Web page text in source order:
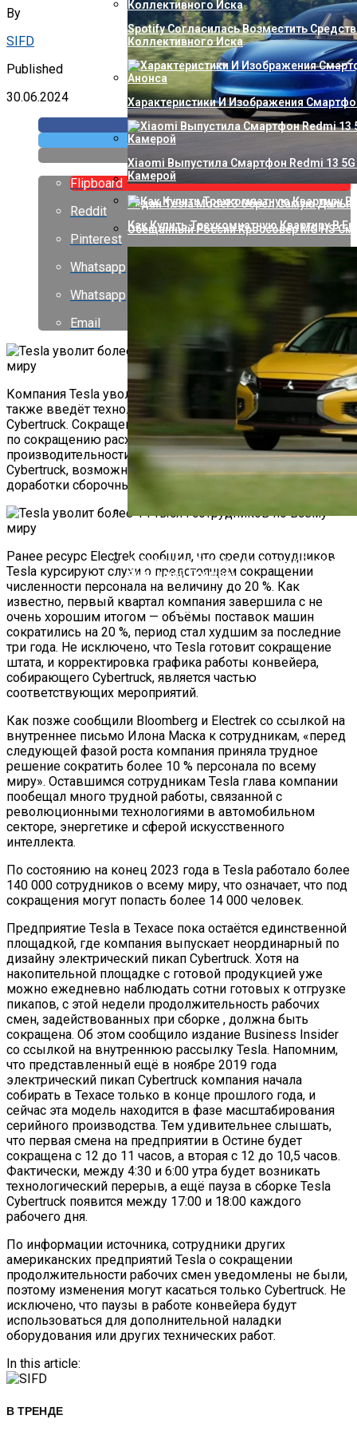
Седан Tesla Model 3 Обрел Самую
Обещанный России Кроссовер MG HS
Автопробег Среднетоннажных
Финишной Прямой!
Spotify Согласилась Возместить
Коллективного Иска
Характеристики И Изображения
Xiaomi Выпустила Смартфон Redmi 13
Камерой
Как Купить Трехкомнатную Квартиру В
By
SIFD
Published
30.06.2024
Flipboard
Reddit
Pinterest
Whatsapp
Whatsapp
Email
Компания Tesla уволит около 14 тыс. сотрудников, а
также введёт технологические паузы на производстве
Cybertruck. Сокращения происходят на фоне усилий Tesla
по сокращению расходов и повышению
производительности. А изменения в производстве
Cybertruck, возможно, обусловлены необходимостью
доработки сборочных линий.
Ранее ресурс Electrek сообщил, что среди сотрудников
Tesla курсируют слухи о предстоящем сокращении
численности персонала на величину до 20 %. Как
известно, первый квартал компания завершила с не
очень хорошим итогом — объёмы поставок машин
сократились на 20 %, период стал худшим за последние
три года. Не исключено, что Tesla готовит сокращение
штата, и корректировка графика работы конвейера,
собирающего Cybertruck, является частью
соответствующих мероприятий.
Как позже сообщили Bloomberg и Electrek со ссылкой на
внутреннее письмо Илона Маска к сотрудникам, «перед
следующей фазой роста компания приняла трудное
решение сократить более 10 % персонала по всему
миру». Оставшимся сотрудникам Tesla глава компании
пообещал много трудной работы, связанной с
революционными технологиями в автомобильном
секторе, энергетике и сферой искусственного
интеллекта.
По состоянию на конец 2023 года в Tesla работало более
140 000 сотрудников о всему миру, что означает, что под
сокращения могут попасть более 14 000 человек.
Предприятие Tesla в Техасе пока остаётся единственной
площадкой, где компания выпускает неординарный по
дизайну электрический пикап Cybertruck. Хотя на
накопительной площадке с готовой продукцией уже
можно ежедневно наблюдать сотни готовых к отгрузке
пикапов, с этой недели продолжительность рабочих
смен, задействованных при сборке , должна быть
сокращена. Об этом сообщило издание Business Insider
со ссылкой на внутреннюю рассылку Tesla. Напомним,
что представленный ещё в ноябре 2019 года
электрический пикап Cybertruck компания начала
собирать в Техасе только в конце прошлого года, и
сейчас эта модель находится в фазе масштабирования
серийного производства. Тем удивительнее слышать,
что первая смена на предприятии в Остине будет
сокращена с 12 до 11 часов, а вторая с 12 до 10,5 часов.
Фактически, между 4:30 и 6:00 утра будет возникать
технологический перерыв, а ещё пауза в сборке Tesla
Cybertruck появится между 17:00 и 18:00 каждого
рабочего дня.
По информации источника, сотрудники других
американских предприятий Tesla о сокращении
продолжительности рабочих смен уведомлены не были,
поэтому изменения могут касаться только Cybertruck. Не
исключено, что паузы в работе конвейера будут
использоваться для дополнительной наладки
оборудования или других технических работ.
In this article:
В ТРЕНДЕ